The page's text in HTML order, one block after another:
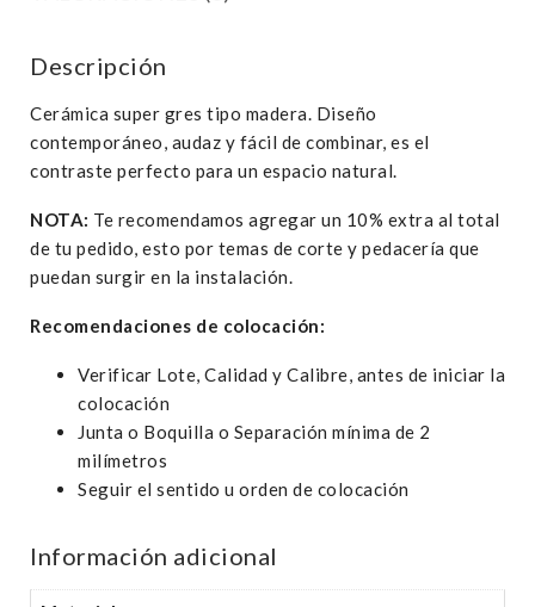
Descripción
Cerámica super gres tipo madera. Diseño
contemporáneo, audaz y fácil de combinar, es el
contraste perfecto para un espacio natural.
NOTA: Te recomendamos agregar un 10% extra al total
de tu pedido, esto por temas de corte y pedacería que
puedan surgir en la instalación.
Recomendaciones de colocación:
Verificar Lote, Calidad y Calibre, antes de iniciar la
colocación
Junta o Boquilla o Separación mínima de 2
milímetros
Seguir el sentido u orden de colocación
Información adicional